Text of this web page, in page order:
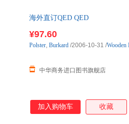
海外直订QED QED
¥97.60
中华商务进口图书旗舰店
Polster, Burkard /2006-10-31 /Wooden
加入购物车 收藏